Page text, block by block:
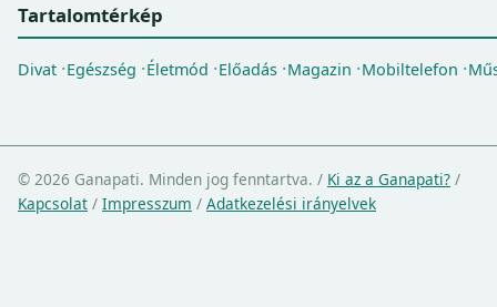
Tartalomtérkép
Divat Egészség Életmód Előadás Magazin Mobiltelefon
© 2026 Ganapati. Minden jog fenntartva. / Ki az a Ganapati? /
Kapcsolat / Impresszum / Adatkezelési irányelvek